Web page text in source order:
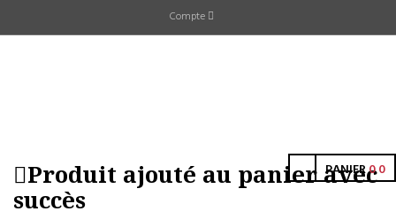
Compte
PANIER00
Produit ajouté au panier avec
succès